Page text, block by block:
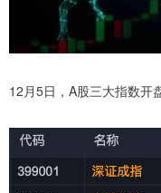
12月5日，A股三大指数开